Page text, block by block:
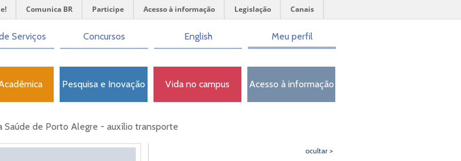
Comunica BR Participe Acesso à informação Legislação Canais
Serviços Concursos English Meu perfil
Pesquisa e Inovação Vida no campus Acesso à informação
Saúde de Porto Alegre - auxílio transporte
ocultar >